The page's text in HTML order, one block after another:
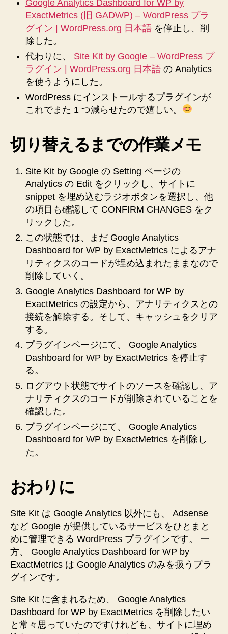
の
Google Analytics Dashboard for WP by
ExactMetrics (旧 GADWP) – WordPress プラ
グイン | WordPress.org 日本語 を停止し、削
除した。
代わりに、 Site Kit by Google – WordPress プ
ラグイン | WordPress.org 日本語 の Analytics
を使うようにした。
WordPress にインストールするプラグインが
これでまた 1 つ減らせたので嬉しい。
切り替えるまでの作業メモ
Site Kit by Google の Setting ページの
Analytics の Edit をクリックし、サイトに
snippet を埋め込むラジオボタンを選択し、他
の項目も確認して CONFIRM CHANGES をク
リックした。
この状態では、まだ Google Analytics
Dashboard for WP by ExactMetrics によるアナ
リティクスのコードが埋め込まれたままなので
削除していく。
Google Analytics Dashboard for WP by
ExactMetrics の設定から、アナリティクスとの
接続を解除する。そして、キャッシュをクリア
する。
プラグインページにて、 Google Analytics
Dashboard for WP by ExactMetrics を停止す
る。
ログアウト状態でサイトのソースを確認し、ア
ナリティクスのコードが削除されていることを
確認した。
プラグインページにて、 Google Analytics
Dashboard for WP by ExactMetrics を削除し
た。
おわりに
Site Kit は Google Analytics 以外にも、 Adsense
など Google が提供しているサービスをひとまと
めに管理できる WordPress プラグインです。 一
方、 Google Analytics Dashboard for WP by
ExactMetrics は Google Analytics のみを扱うプラ
グインです。
Site Kit に含まれるため、 Google Analytics
Dashboard for WP by ExactMetrics を削除したい
と常々思っていたのですけれども、サイトに埋め